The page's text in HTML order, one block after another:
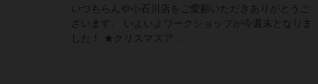
いつもらんや小石川店をご愛顧いただきありがとうご
ざいます。 いよいよワークショップが今週末となりま
した！ ★クリスマスア…